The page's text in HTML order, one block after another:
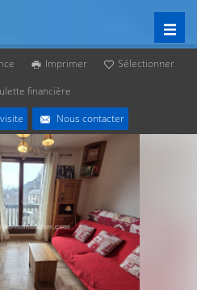
Imprimer
Sélectionner
financière
Nous contacter